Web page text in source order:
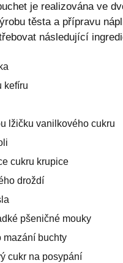
je realizována ve
těsta a přípravu
následující
kefíru
lžičku vanilkového cukru
cukru krupice
droždí
pšeničné mouky
mazání buchty
cukr na posypání